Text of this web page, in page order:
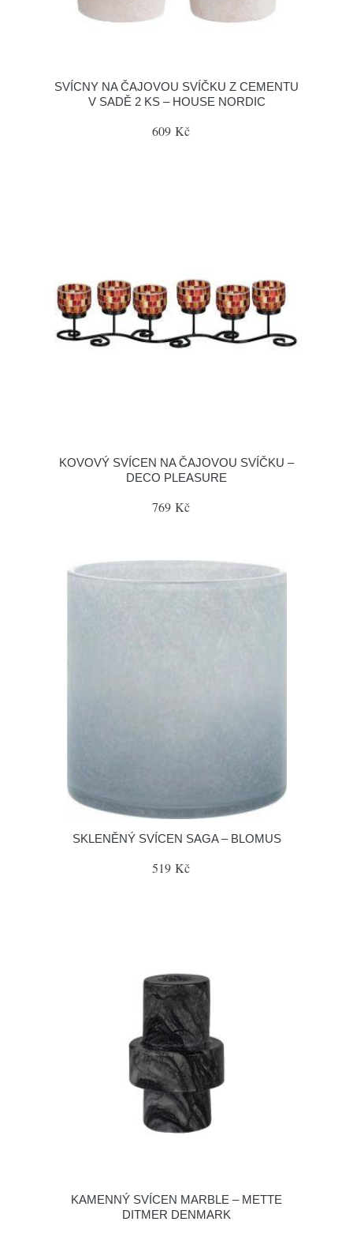
SVÍCNY NA ČAJOVOU SVÍČKU Z CEMENTU
V SADĚ 2 KS – HOUSE NORDIC
609 Kč
KOVOVÝ SVÍCEN NA ČAJOVOU SVÍČKU –
DECO PLEASURE
769 Kč
SKLENĚNÝ SVÍCEN SAGA – BLOMUS
519 Kč
KAMENNÝ SVÍCEN MARBLE – METTE
DITMER DENMARK